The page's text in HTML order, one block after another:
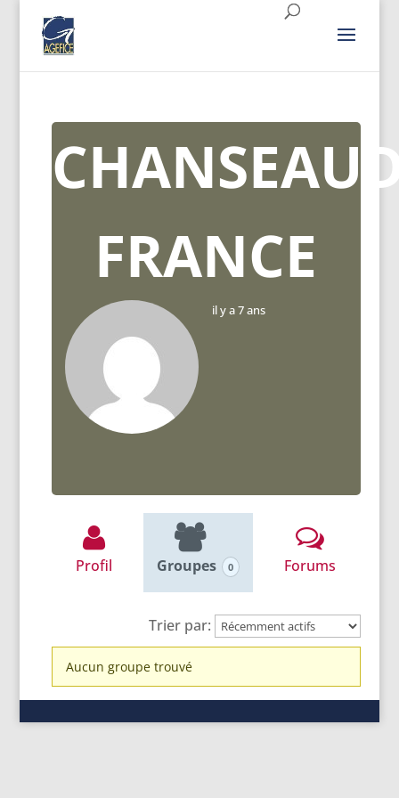
FRANCE
il y a 7 ans
Profil Groupes 0 Forums
Trier par:
Groupes
du
Aucun groupe trouvé